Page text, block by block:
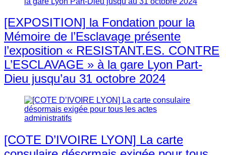
[EXPOSITION] la Fondation pour la
Mémoire de l’Esclavage présente
l’exposition « RESISTANT.ES. CONTRE
L’ESCLAVAGE » à la gare Lyon Part-
Dieu jusqu’au 31 octobre 2024
[COTE D’IVOIRE LYON] La carte